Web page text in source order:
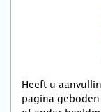
Heeft u
pagina